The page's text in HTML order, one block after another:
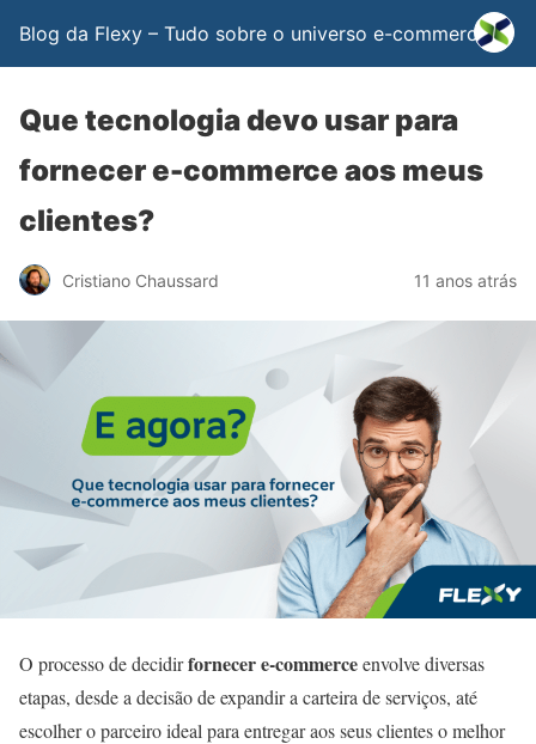
Blog da Flexy – Tudo sobre o universo e-commerce
Que tecnologia devo usar para
fornecer e-commerce aos meus
clientes?
Cristiano Chaussard 11 anos atrás
O processo de decidirfornecer e-commerceenvolve diversas
etapas, desde a decisão de expandir a carteira de serviços, até
escolher o parceiro ideal para entregar aos seus clientes o melhor